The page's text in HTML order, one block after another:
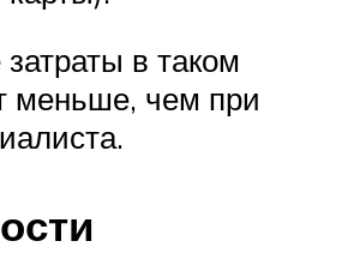
в таком
меньше, чем при